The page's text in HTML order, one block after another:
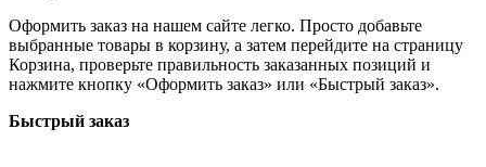
Оформить заказ на нашем сайте легко. Просто добавьте
выбранные товары в корзину, а затем перейдите на страницу
Корзина, проверьте правильность заказанных позиций и
нажмите кнопку «Оформить заказ» или «Быстрый заказ».
Быстрый заказ